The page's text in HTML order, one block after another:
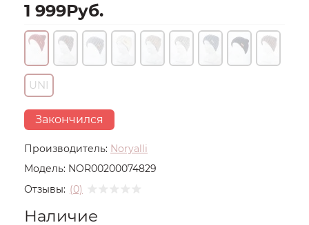
Производитель: Noryalli
Модель: NOR00200074829
Отзывы: (0)
1 999Руб.
UNI
Закончился
Наличие